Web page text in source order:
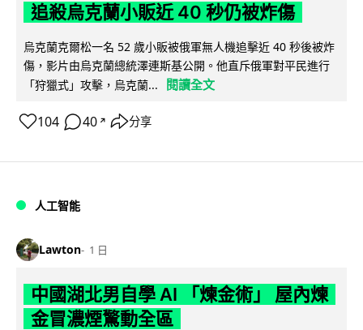
追殺烏克蘭小販近 40 秒仍被炸傷
烏克蘭克爾松一名 52 歲小販被俄軍無人機追擊近 40 秒後被炸
傷，影片由烏克蘭總統澤連斯基公開。他直斥俄軍對平民進行
「狩獵式」攻擊，烏克蘭...
閱讀全文
104 40 ↗ 分享
人工智能
Lawton 1 日
中國湖北男自學 AI 「煉金術」 屋內煉
金冒濃煙驚動全區